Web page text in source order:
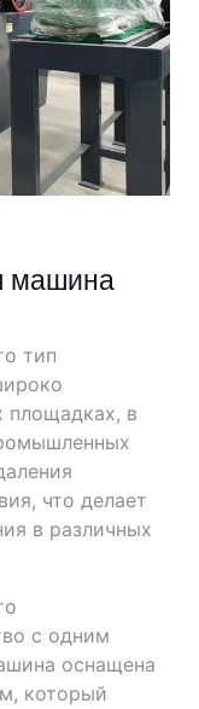
машина
тип
площадках, в
что делает
в различных
с одним
оснащена
который